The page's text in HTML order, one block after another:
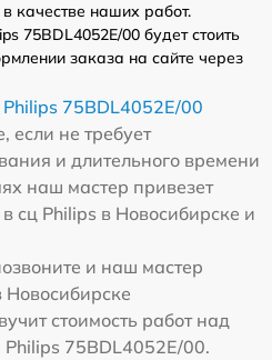
качестве наших работ.
75BDL4052E/00 будет стоить
заказа на сайте через
75BDL4052E/00
если не требует
и длительного времени
наш мастер привезет
сц Philips в Новосибирске и
и наш мастер
Новосибирске
стоимость работ над
75BDL4052E/00.